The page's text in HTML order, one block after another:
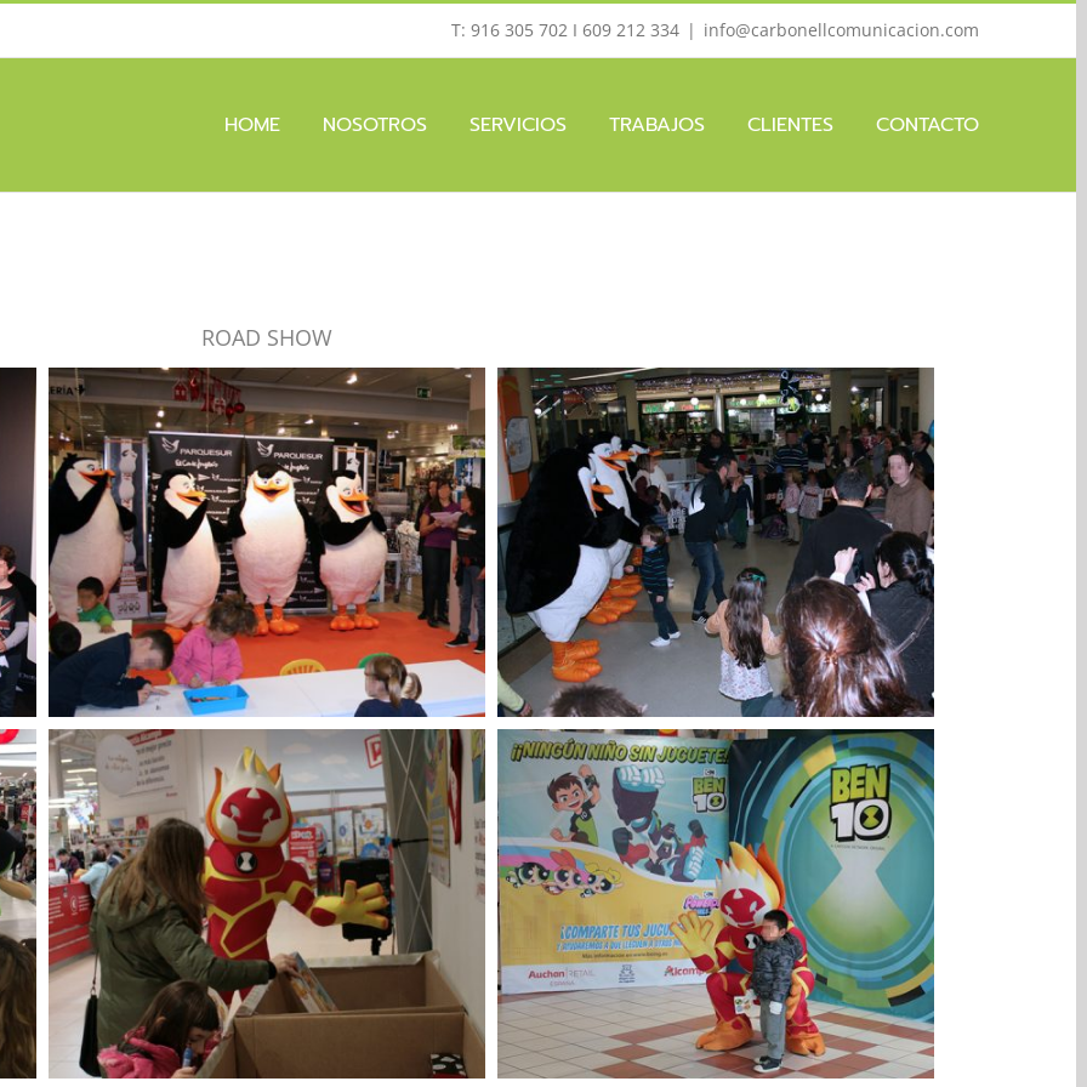
T: 916 305 702 I 609 212 334 | info@carbonellcomunicacion.com
HOME NOSOTROS SERVICIOS TRABAJOS CLIENTES CONTACTO
ROAD SHOW